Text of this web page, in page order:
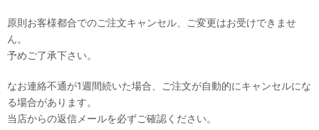
原則お客様都合でのご注文キャンセル、ご変更はお受けできませ
ん。
予めご了承下さい。
なお連絡不通が1週間続いた場合、ご注文が自動的にキャンセルにな
る場合があります。
当店からの返信メールを必ずご確認ください。